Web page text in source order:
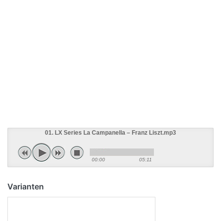
01. LX Series La Campanella – Franz Liszt.mp3
00:00 05:11
Varianten